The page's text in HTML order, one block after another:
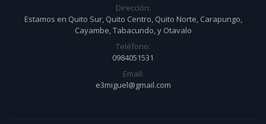
Dirección:
Estamos en Quito Sur, Quito Centro, Quito Norte, Carapungo,
Cayambe, Tabacundo, y Otavalo
Teléfono:
0984051531
Email:
e3miguel@gmail.com